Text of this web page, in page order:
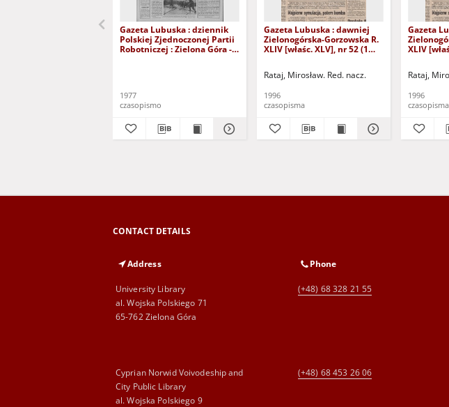
Gazeta Lubuska : dziennik
Polskiej Zjednoczonej Partii
Robotniczej : Zielona Góra -
1977
czasopismo
Gazeta Lubuska : dawniej
Zielonogórska-Gorzowska R.
XLIV [właśc. XLV], nr 52 (1
Rataj, Mirosław. Red. nacz.
1996
czasopisma
Gazeta
XLIV
Rataj,
1996
czasopisma
CONTACT DETAILS
Address
University Library
al. Wojska Polskiego 71
65-762 Zielona Góra
Phone
(+48) 68 328 21 55
Cyprian Norwid Voivodeship and
City Public Library
al. Wojska Polskiego 9
(+48) 68 453 26 06